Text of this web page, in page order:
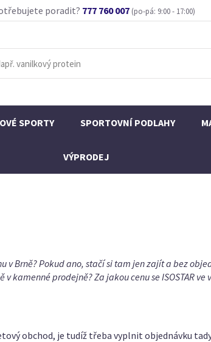
poradit? 777 760 007 (po-pá: 9:00 - 17:00)
SPORTY SPORTOVNÍ PODLAHY
VÝPRODEJ
Brně? Pokud ano, stačí si tam jen zajít a bez
kamenné prodejně? Za jakou cenu se ISOSTAR
obchod, je tudíž třeba vyplnit objednávku